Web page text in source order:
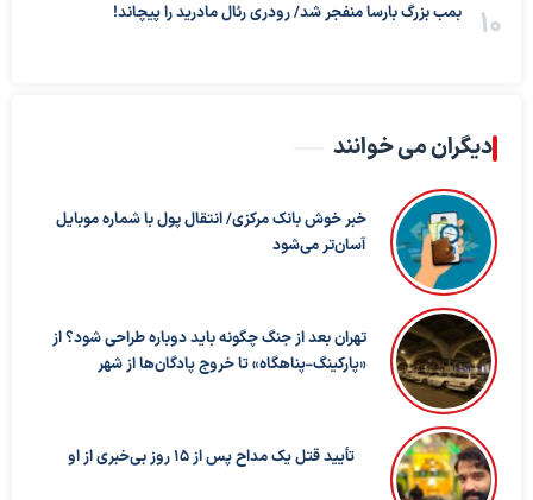
بمب بزرگ بارسا منفجر شد/ رودری رئال مادرید را پیچاند!
دیگران می خوانند
خبر خوش بانک مرکزی/ انتقال پول با شماره موبایل
آسان‌تر می‌شود
تهران بعد از جنگ چگونه باید دوباره طراحی شود؟ از
«پارکینگ-پناهگاه» تا خروج پادگان‌ها از شهر
تأیید قتل یک مداح پس از ۱۵ روز بی‌خبری از او